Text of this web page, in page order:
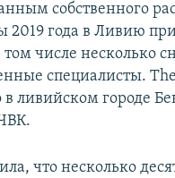
собственного
2019 года в Ливию
числе несколько
специалисты.
в ливийском городе
что несколько